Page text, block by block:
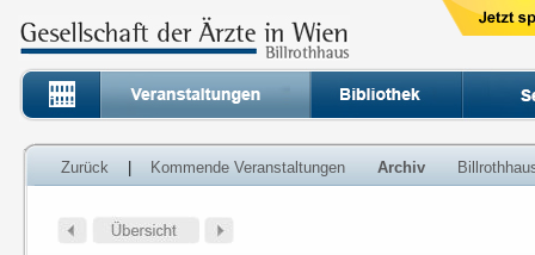
Zurück Kommende Veranstaltungen Archiv